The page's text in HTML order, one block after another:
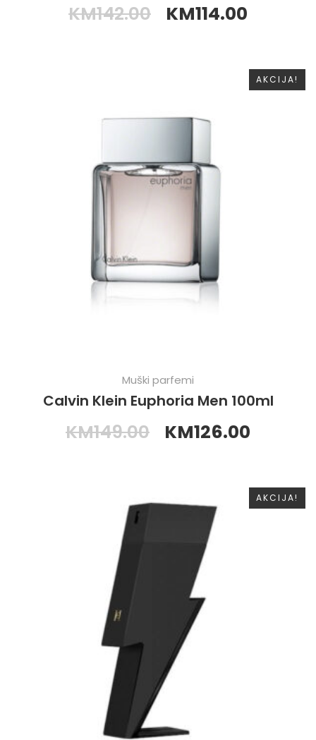
KM142.00 KM114.00
AKCIJA!
Muški parfemi
Calvin Klein Euphoria Men 100ml
KM149.00 KM126.00
AKCIJA!